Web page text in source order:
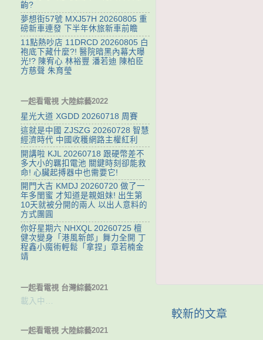
較新的文章
齣?
夢想街57號 MXJ57H 20260805 重
磅新車連發 下半年休旅新車前瞻
11點熱吵店 11DRCD 20260805 白
袍底下藏什麼?! 醫院暗黑內幕大曝
光!? 陳宥心 林裕豐 潘若迪 陳柏臣
方慈聲 朱育瑩
一起看電視 大陸綜藝2022
星光大道 XGDD 20260718 周賽
這就是中國 ZJSZG 20260728 智慧
經濟時代 中國收穫網路主權紅利
開講啦 KJL 20260718 跟硬幣差不
多大小的羈扣電池 關鍵時刻卻能救
命! 心臟起搏器中也需要它!
開門大吉 KMDJ 20260720 做了一
年多閨蜜 才知道是親姐妹! 出生第
10天就被分開的兩人 以出人意料的
方式團圓
你好星期六 NHXQL 20260725 檀
健次變身「港風新郎」舞力全開 丁
程鑫小魔術輕鬆「拿捏」章若楠金
靖
一起看電視 台灣綜藝2021
載入中…
一起看電視 大陸綜藝2021